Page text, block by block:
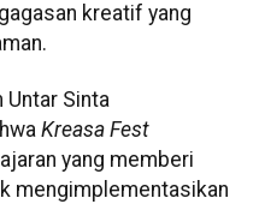
kreatif yang
Untar Sinta
Kreasa Fest
yang memberi
mengimplementasikan